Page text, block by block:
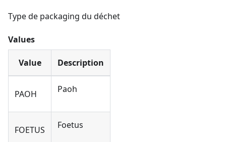
Type de packaging du déchet
Values
Value Description
PAOH Paoh
FOETUS Foetus